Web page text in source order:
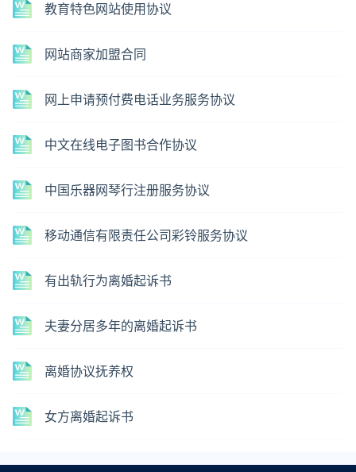
教育特色网站使用协议
网站商家加盟合同
网上申请预付费电话业务服务协议
中文在线电子图书合作协议
中国乐器网琴行注册服务协议
移动通信有限责任公司彩铃服务协议
有出轨行为离婚起诉书
夫妻分居多年的离婚起诉书
离婚协议抚养权
女方离婚起诉书